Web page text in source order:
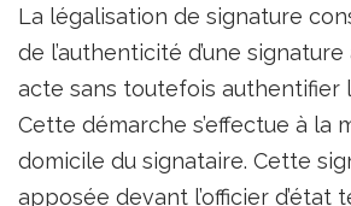
La légalisation de signature
de l’authenticité d’une
acte sans toutefois authentifier
Cette démarche s’effectue à la
domicile du signataire. Cette
apposée devant l’officier d’état